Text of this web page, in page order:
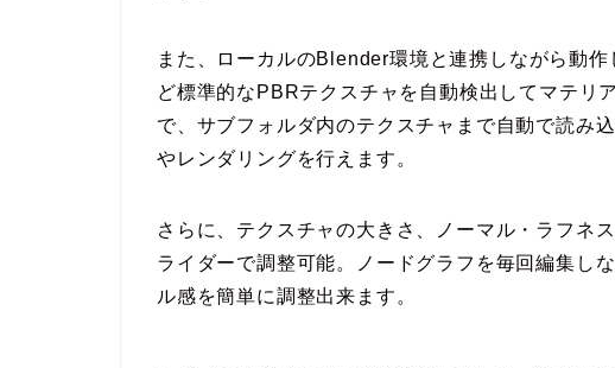
また、ローカルのBlender環境と連携しながら動
ど標準的なPBRテクスチャを自動検出してマテリ
で、サブフォルダ内のテクスチャまで自動で読み
やレンダリングを行えます。
さらに、テクスチャの大きさ、ノーマル・ラフネ
ライダーで調整可能。ノードグラフを毎回編集し
ル感を簡単に調整出来ます。